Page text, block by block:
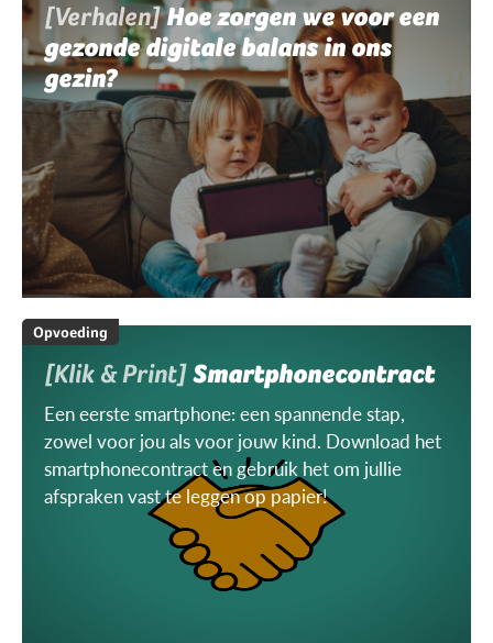
[Verhalen]Hoe zorgen we voor een
gezonde digitale balans in ons
gezin?
Opvoeding
[Klik & Print]Smartphonecontract
Een eerste smartphone: een spannende stap,
zowel voor jou als voor jouw kind. Download het
smartphonecontract en gebruik het om jullie
afspraken vast te leggen op papier!